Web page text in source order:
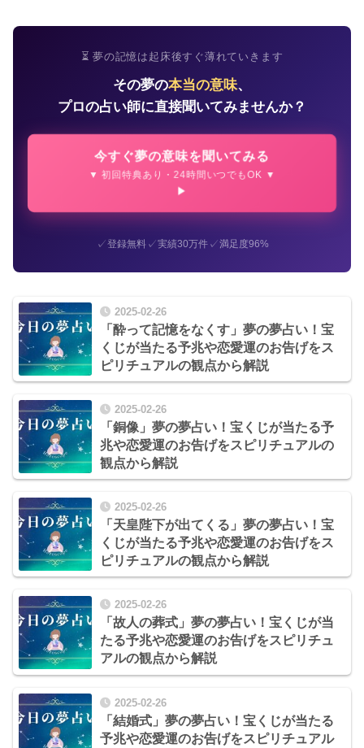
⏳ 夢の記憶は起床後すぐ薄れていきます
その夢の本当の意味、
プロの占い師に直接聞いてみませんか？
今すぐ夢の意味を聞いてみる
▼ 初回特典あり・24時間いつでもOK ▼
✓登録無料✓実績30万件✓満足度96%
2025-02-26
「酔って記憶をなくす」夢の夢占い！宝
くじが当たる予兆や恋愛運のお告げをス
ピリチュアルの観点から解説
2025-02-26
「銅像」夢の夢占い！宝くじが当たる予
兆や恋愛運のお告げをスピリチュアルの
観点から解説
2025-02-26
「天皇陛下が出てくる」夢の夢占い！宝
くじが当たる予兆や恋愛運のお告げをス
ピリチュアルの観点から解説
2025-02-26
「故人の葬式」夢の夢占い！宝くじが当
たる予兆や恋愛運のお告げをスピリチュ
アルの観点から解説
2025-02-26
「結婚式」夢の夢占い！宝くじが当たる
予兆や恋愛運のお告げをスピリチュアル